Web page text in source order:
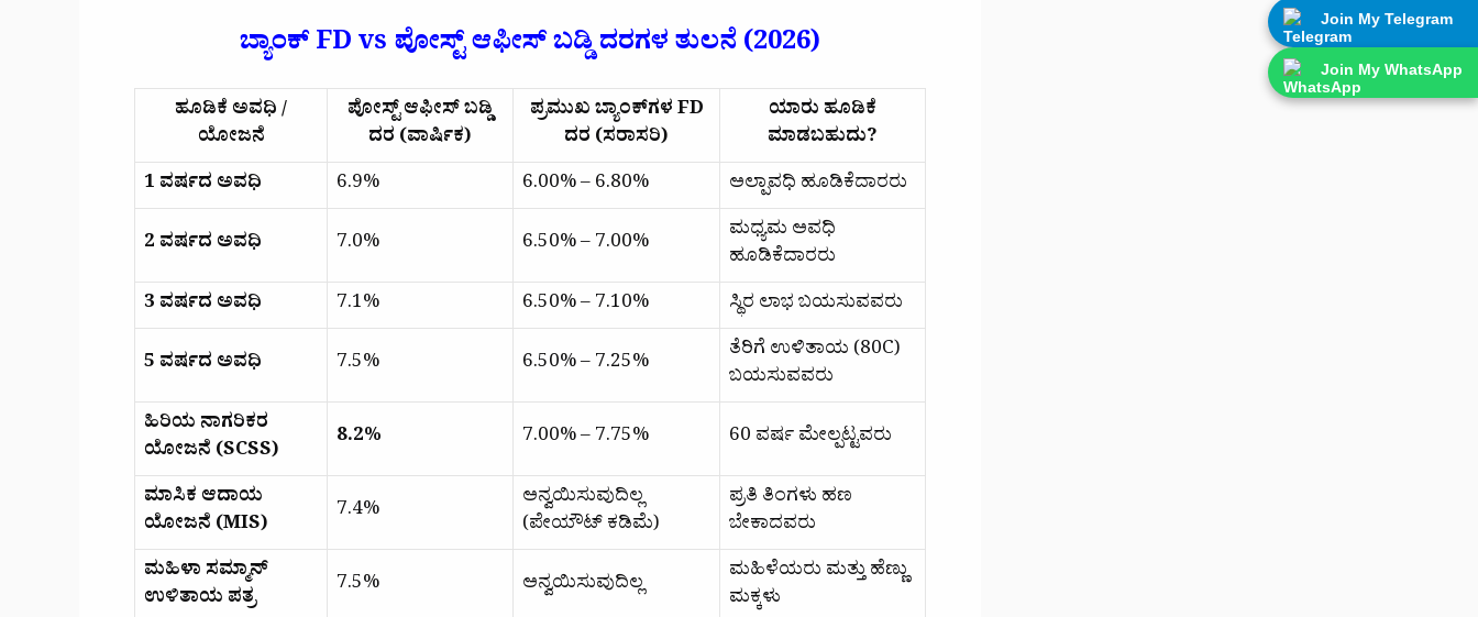
Join My Telegram
Join My WhatsApp
ಬ್ಯಾಂಕ್ FD vs ಪೋಸ್ಟ್ ಆಫೀಸ್ ಬಡ್ಡಿ ದರಗಳ ತುಲನೆ (2026)
ಹೂಡಿಕೆ ಅವಧಿ /
ಯೋಜನೆ
ಪೋಸ್ಟ್ ಆಫೀಸ್ ಬಡ್ಡಿ
ದರ (ವಾರ್ಷಿಕ)
ಪ್ರಮುಖ ಬ್ಯಾಂಕ್‌ಗಳ FD
ದರ (ಸರಾಸರಿ)
ಯಾರು ಹೂಡಿಕೆ
ಮಾಡಬಹುದು?
1 ವರ್ಷದ ಅವಧಿ
6.9% 6.00% – 6.80%
ಅಲ್ಪಾವಧಿ ಹೂಡಿಕೆದಾರರು
2 ವರ್ಷದ ಅವಧಿ
7.0% 6.50% – 7.00%
ಮಧ್ಯಮ ಅವಧಿ
ಹೂಡಿಕೆದಾರರು
3 ವರ್ಷದ ಅವಧಿ
7.1% 6.50% – 7.10%
ಸ್ಥಿರ ಲಾಭ ಬಯಸುವವರು
5 ವರ್ಷದ ಅವಧಿ
7.5% 6.50% – 7.25%
ತೆರಿಗೆ ಉಳಿತಾಯ (80C)
ಬಯಸುವವರು
ಹಿರಿಯ ನಾಗರಿಕರ
ಯೋಜನೆ (SCSS)
8.2% 7.00% – 7.75% 60 ವರ್ಷ ಮೇಲ್ಪಟ್ಟವರು
ಮಾಸಿಕ ಆದಾಯ
ಯೋಜನೆ (MIS)
7.4%
ಅನ್ವಯಿಸುವುದಿಲ್ಲ
(ಪೇಯೌಟ್ ಕಡಿಮೆ)
ಪ್ರತಿ ತಿಂಗಳು ಹಣ
ಬೇಕಾದವರು
ಮಹಿಳಾ ಸಮ್ಮಾನ್
ಉಳಿತಾಯ ಪತ್ರ
7.5% ಅನ್ವಯಿಸುವುದಿಲ್ಲ
ಮಹಿಳೆಯರು ಮತ್ತು ಹೆಣ್ಣು
ಮಕ್ಕಳು